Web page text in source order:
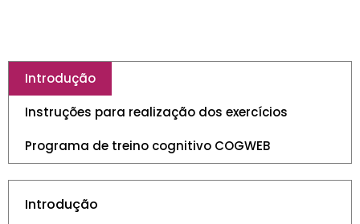
Introdução
Instruções para realização dos exercícios
Programa de treino cognitivo COGWEB
Introdução